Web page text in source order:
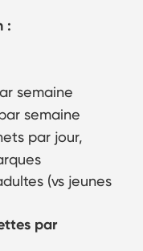
:
semaine
semaine
par jour,
(vs jeunes
par